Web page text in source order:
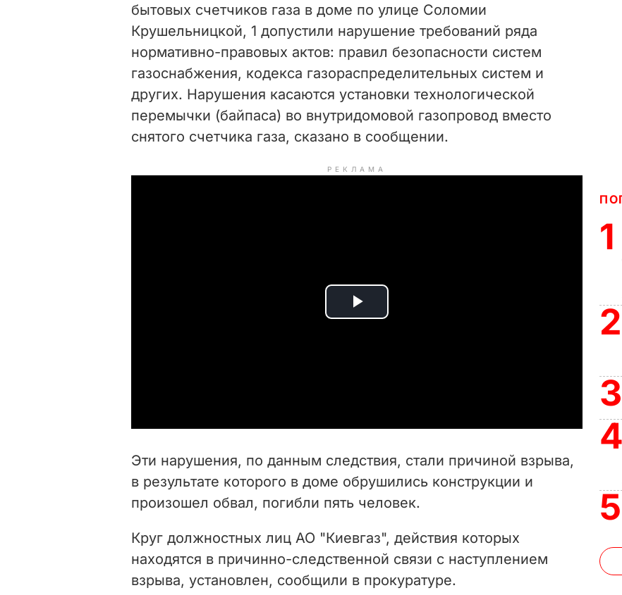
бытовых счетчиков газа в доме по улице Соломии
Крушельницкой, 1 допустили нарушение требований ряда
нормативно-правовых актов: правил безопасности систем
газоснабжения, кодекса газораспределительных систем и
других. Нарушения касаются установки технологической
перемычки (байпаса) во внутридомовой газопровод вместо
снятого счетчика газа, сказано в сообщении.
РЕКЛАМА
P
i
d
e
o
Эти нарушения, по данным следствия, стали причиной взрыва,
в результате которого в доме обрушились конструкции и
произошел обвал, погибли пять человек.
Круг должностных лиц АО "Киевгаз", действия которых
находятся в причинно-следственной связи с наступлением
взрыва, установлен, сообщили в прокуратуре.
1
2
3
5